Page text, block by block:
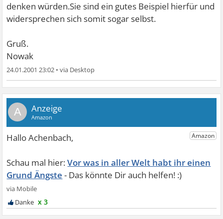
denken würden.Sie sind ein gutes Beispiel hierfür und
widersprechen sich somit sogar selbst.
Gruß.
Nowak
24.01.2001 23:02 •
A
Vor was in aller Welt habt ihr einen
Grund Ängste
x 3